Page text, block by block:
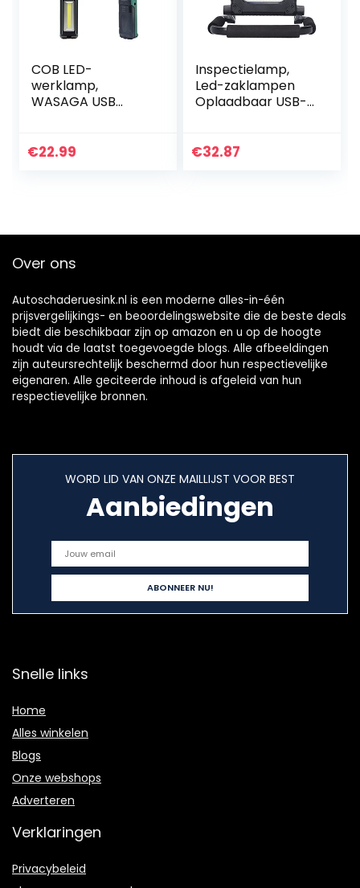
COB LED-
werklamp,
WASAGA USB
Draagbaar,
€22.99
Inspectielamp,
Led-zaklampen
Oplaadbaar USB-
autoreparatie
€32.87
Over ons
Autoschaderuesink.nl is een moderne alles-in-één
prijsvergelijkings- en beoordelingswebsite die de beste deals
biedt die beschikbaar zijn op amazon en u op de hoogte
houdt via de laatst toegevoegde blogs. Alle afbeeldingen
zijn auteursrechtelijk beschermd door hun respectievelijke
eigenaren. Alle geciteerde inhoud is afgeleid van hun
respectievelijke bronnen.
WORD LID VAN ONZE MAILLIJST VOOR BEST
Aanbiedingen
Snelle links
Home
Alles winkelen
Blogs
Onze webshops
Adverteren
Verklaringen
Privacybeleid